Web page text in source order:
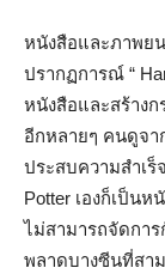
หนังสือและภาพยน
ปรากฏการณ์ “
หนังสือและสร้าง
อีกหลายๆ คนดูจา
ประสบความสำเร็
Potter เองก็เป็น
ไม่สามารถจัดกา
พลาดบางซีนที่สา